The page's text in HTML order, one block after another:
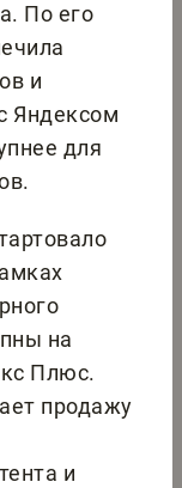
По его
и
Яндексом
для
на
Плюс.
продажу
и